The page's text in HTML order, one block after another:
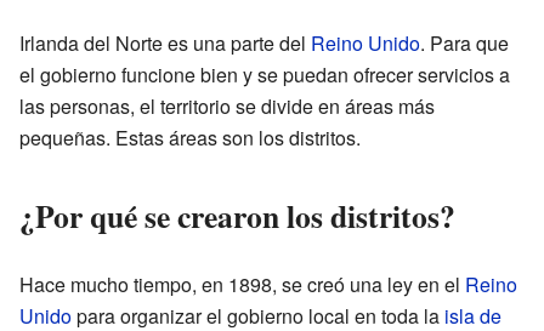
Irlanda del Norte es una parte del Reino Unido. Para que
el gobierno funcione bien y se puedan ofrecer servicios a
las personas, el territorio se divide en áreas más
pequeñas. Estas áreas son los distritos.
¿Por qué se crearon los distritos?
Hace mucho tiempo, en 1898, se creó una ley en el Reino
Unidopara organizar el gobierno local en toda la isla de